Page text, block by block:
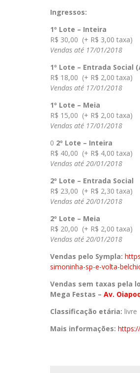
Ingressos:
1º Lote – Inteira
R$ 30,00 (+ R$ 3,00 taxa)
Vendas até 17/01/2018
1º Lote – Entrada Social
R$ 18,00 (+ R$ 2,00 taxa)
Vendas até 17/01/2018
1º Lote – Meia
R$ 15,00 (+ R$ 2,00 taxa)
Vendas até 17/01/2018
0 2º Lote – Inteira
R$ 40,00 (+ R$ 4,00 taxa)
Vendas até 20/01/2018
2º Lote – Entrada Social
R$ 23,00 (+ R$ 2,30 taxa)
Vendas até 20/01/2018
2º Lote – Meia
R$ 20,00 (+ R$ 2,00 taxa)
Vendas até 20/01/2018
Vendas pelo Sympla:
simoninha-sp-e-volta-
Vendas sem taxas pela
Mega Festas – Av.
Classificação etária: livre
Mais informações: